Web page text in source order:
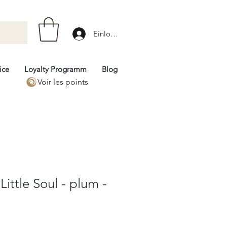
Einloggen
Loyalty Programm
Blog
Voir les points
Soul - plum -